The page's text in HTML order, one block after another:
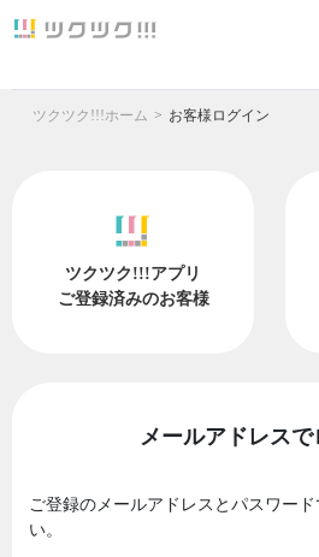
ツクツク!!!ホーム お客様ログイン
ツクツク!!!アプリ
ご登録済みのお客様
メールアドレス
ご登録のメールアドレスとパスワー
い。